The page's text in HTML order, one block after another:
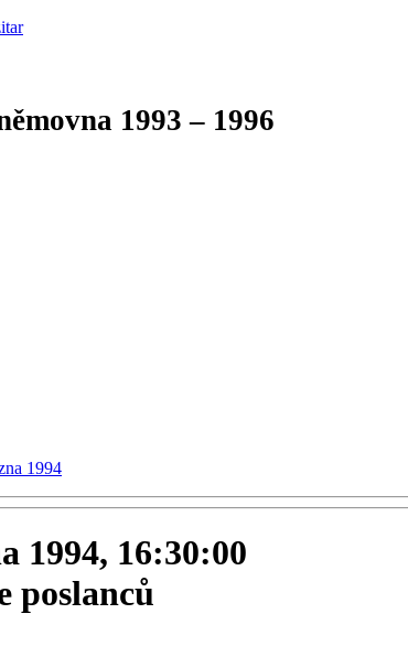
1993 – 1996
1994
1994, 16:30:00
poslanců